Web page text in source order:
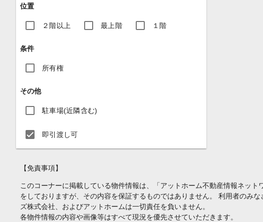
位置
２階以上 最上階 １階
条件
所有権
その他
駐車場(近隣含む)
即引渡し可
【免責事項】
このコーナーに掲載している物件情報は、「アットホーム不動産情報ネッ
をしておりますが、その内容を保証するものではありません。 利用者のみ
ズ株式会社、およびアットホームは一切責任を負いません。
各物件情報の内容や画像等はすべて現況を優先させていただきます。